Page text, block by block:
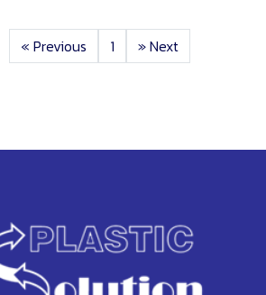
« Previous 1 »Next